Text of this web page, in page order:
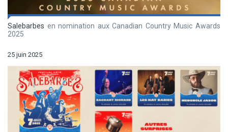
Salebarbes en nomination aux Canadian Country Music Awards
2025
25 juin 2025